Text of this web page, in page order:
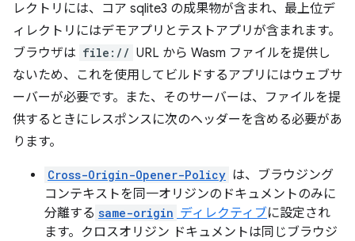
レクトリには、コア sqlite3 の成果物が含まれ、最上位デ
ィレクトリにはデモアプリとテストアプリが含まれます。
ブラウザは file:// URL から Wasm ファイルを提供し
ないため、これを使用してビルドするアプリにはウェブサ
ーバーが必要です。また、そのサーバーは、ファイルを提
供するときにレスポンスに次のヘッダーを含める必要があ
ります。
Cross-Origin-Opener-Policy は、ブラウジング
コンテキストを同一オリジンのドキュメントのみに
分離する same-origin ディレクティブに設定され
ます。クロスオリジン ドキュメントは同じブラウジ